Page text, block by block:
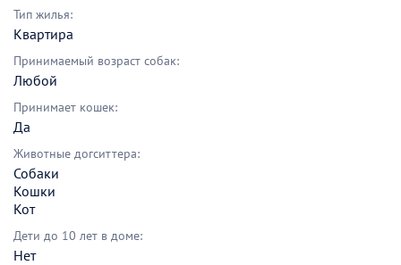
Тип жилья:
Квартира
Принимаемый возраст собак:
Любой
Принимает кошек:
Да
Животные догситтера:
Собаки
Кошки
Кот
Дети до 10 лет в доме:
Нет